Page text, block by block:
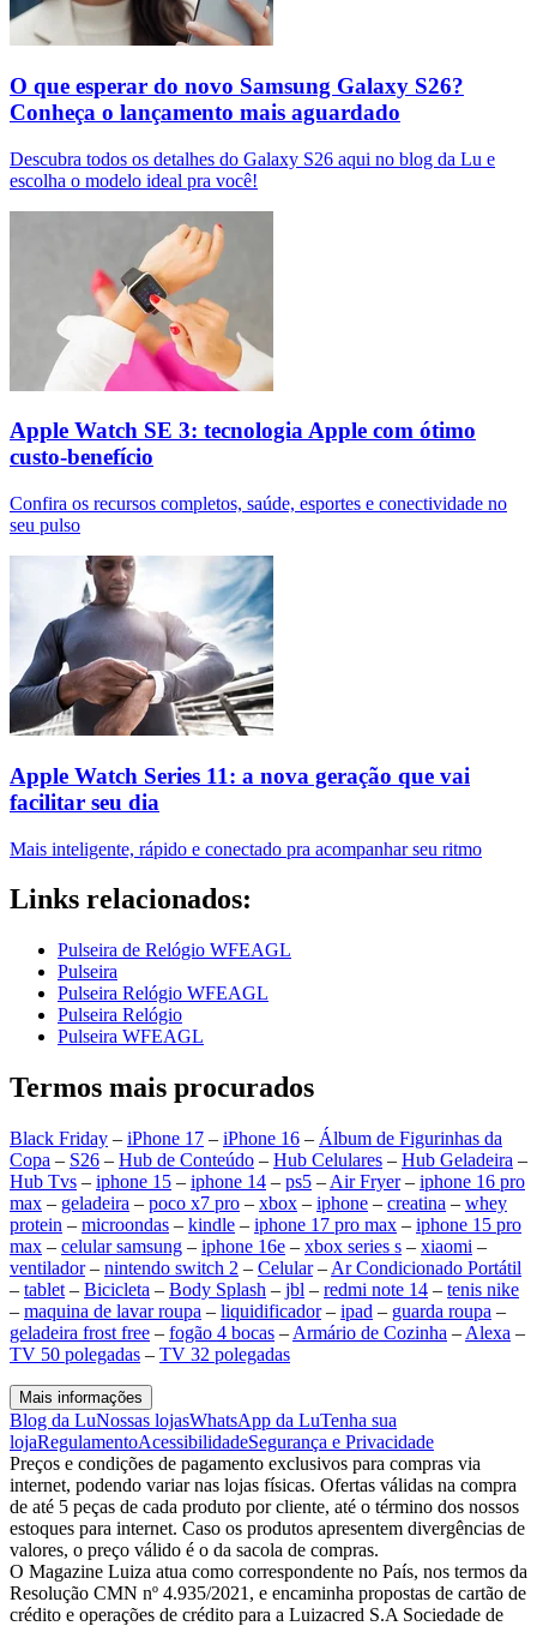
O que esperar do novo Samsung Galaxy S26?
Conheça o lançamento mais aguardado
Descubra todos os detalhes do Galaxy S26 aqui no blog da Lu e
escolha o modelo ideal pra você!
Apple Watch SE 3: tecnologia Apple com ótimo
custo-benefício
Confira os recursos completos, saúde, esportes e conectividade no
seu pulso
Apple Watch Series 11: a nova geração que vai
facilitar seu dia
Mais inteligente, rápido e conectado pra acompanhar seu ritmo
Links relacionados:
Pulseira de Relógio WFEAGL
Pulseira
Pulseira Relógio WFEAGL
Pulseira Relógio
Pulseira WFEAGL
Termos mais procurados
Black Friday – iPhone 17 – iPhone 16 – Álbum de Figurinhas da
Copa – S26 – Hub de Conteúdo – Hub Celulares – Hub Geladeira –
Hub Tvs – iphone 15 – iphone 14 – ps5 – Air Fryer– iphone 16 pro
max – geladeira – poco x7 pro – xbox – iphone – creatina – whey
protein – microondas – kindle – iphone 17 pro max – iphone 15 pro
max – celular samsung – iphone 16e – xbox series s – xiaomi –
ventilador– nintendo switch 2 – Celular– Ar Condicionado Portátil
– tablet – Bicicleta – Body Splash – jbl – redmi note 14 – tenis nike
– maquina de lavar roupa – liquidificador– ipad – guarda roupa –
geladeira frost free – fogão 4 bocas – Armário de Cozinha – Alexa –
TV 50 polegadas – TV 32 polegadas
Mais informações
Blog da LuNossas lojasWhatsApp da LuTenha sua
lojaRegulamentoAcessibilidadeSegurança e Privacidade
Preços e condições de pagamento exclusivos para compras via
internet, podendo variar nas lojas físicas. Ofertas válidas na compra
de até 5 peças de cada produto por cliente, até o término dos nossos
estoques para internet. Caso os produtos apresentem divergências de
valores, o preço válido é o da sacola de compras.
O Magazine Luiza atua como correspondente no País, nos termos da
Resolução CMN nº 4.935/2021, e encaminha propostas de cartão de
crédito e operações de crédito para a Luizacred S.A Sociedade de